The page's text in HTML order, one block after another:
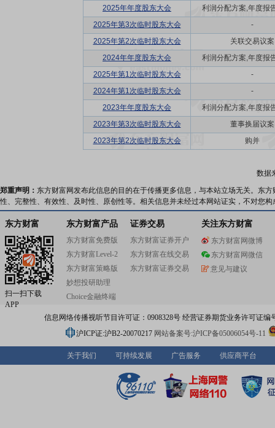
2025年年度股东大会
利润分配方案,年度报
2025年第3次临时股东大会
-
2025年第2次临时股东大会
关联交易议案
2024年年度股东大会
利润分配方案,年度报
2025年第1次临时股东大会
-
2024年第1次临时股东大会
-
2023年年度股东大会
利润分配方案,年度报
2023年第3次临时股东大会
董事换届议案
2023年第2次临时股东大会
购并
数据
郑重声明： 东方财富网发布此信息的目的在于传播更多信息，与本站立场无关。东
性、完整性、有效性、及时性、原创性等。相关信息并未经过本网站证实，不对您
东方财富
扫一扫下载
APP
东方财富产品
东方财富免费版
东方财富Level-2
东方财富策略版
妙想投研助理
Choice金融终端
证券交易
东方财富证券开户
东方财富在线交易
东方财富证券交易
关注东方财富
东方财富网微博
东方财富网微信
意见与建议
信息网络传播视听节目许可证：0908328号 经营证券期货业务许可证编
沪ICP证:沪B2-20070217 网站备案号:沪ICP备05006054号-11
关于我们 可持续发展 广告服务 供应商平台